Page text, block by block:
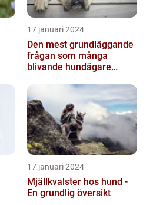
17 januari 2024
Den mest grundläggande
frågan som många
blivande hundägare
hund dräktig...
17 januari 2024
Mjällkvalster hos hund -
En grundlig översikt